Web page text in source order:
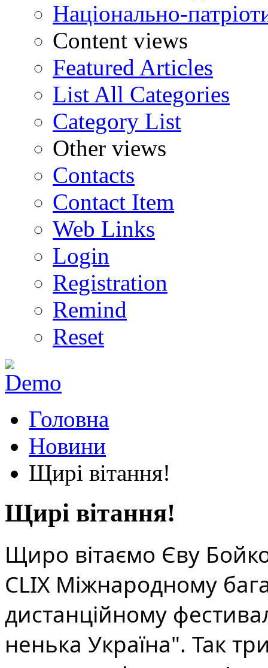
Національно-
Content views
Featured Articles
List All Categories
Category List
Other views
Contacts
Contact Item
Web Links
Login
Registration
Remind
Reset
Головна
Новини
Щирі вітання!
Щирі вітання!
Щиро вітаємо Єву
СLІХ Міжнародному
дистанційному
ненька Україна". Так